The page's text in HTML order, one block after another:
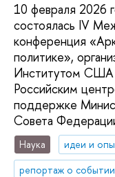
10 февраля 2026
состоялась IV
конференция
политике»,
Институтом США
Российским
поддержке
Совета
Наука
идеи и
репортаж о событии